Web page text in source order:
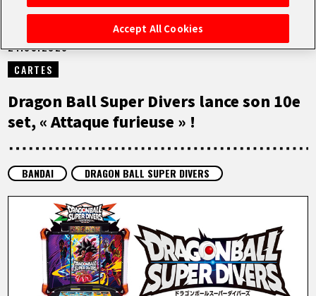
ACCUEIL
NEWS
À NE PAS MANQUER
VIDÉOS
ARTICLES
À PROPOS
LANGUAGE
21.05.2026
CARTES
Dragon Ball Super Divers lance son 10e
set, « Attaque furieuse » !
BANDAI DRAGON BALL SUPER DIVERS
Accept All Cookies